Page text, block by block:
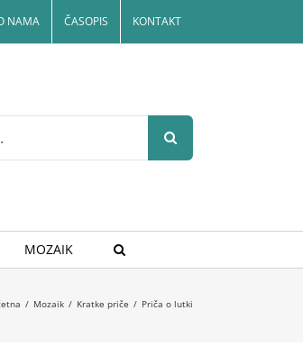
NAMA ČASOPIS KONTAKT
MOZAIK
/ Mozaik / Kratke priče / Priča o lutki